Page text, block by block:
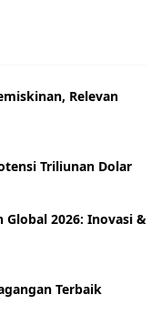
Relevan
Triliunan Dolar
Global 2026: Inovasi &
Terbaik